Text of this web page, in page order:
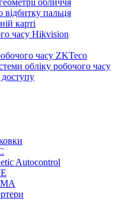
відбитку пальця
карті
часу Hikvision
часу ZKTeco
обліку робочого часу
Autocontrol